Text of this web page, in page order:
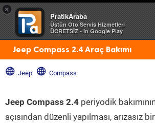
×
PratikAraba
Üstün Oto Servis Hizmetleri
ÜCRETSİZ - In Google Play
Jeep Compass 2.4 Araç Bakımı
Jeep Compass
Jeep Compass 2.4 periyodik
açısından düzenli yapılması, arızasız